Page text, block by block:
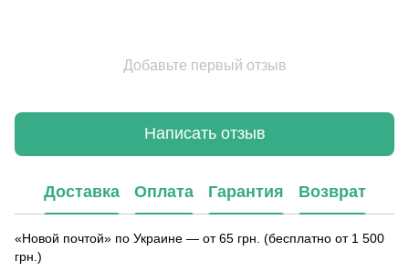
Добавьте первый отзыв
Написать отзыв
Доставка Оплата Гарантия Возврат
«Новой почтой» по Украине — от 65 грн. (бесплатно от 1 500
грн.)